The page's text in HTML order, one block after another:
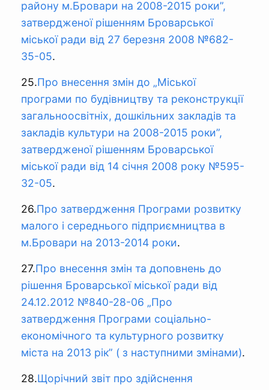
району м.Бровари на 2008-2015 роки”,
затвердженої рішенням Броварської
міської ради від 27 березня 2008 №682-
35-05.
25.Про внесення змін до „Міської
програми по будівництву та реконструкції
загальноосвітніх, дошкільних закладів та
закладів культури на 2008-2015 роки”,
затвердженої рішенням Броварської
міської ради від 14 січня 2008 року №595-
32-05.
26.Про затвердження Програми розвитку
малого і середнього підприємництва в
м.Бровари на 2013-2014 роки.
27.Про внесення змін та доповнень до
рішення Броварської міської ради від
24.12.2012 №840-28-06 „Про
затвердження Програми соціально-
економічного та культурного розвитку
міста на 2013 рік” ( з наступними змінами).
28.Щорічний звіт про здійснення